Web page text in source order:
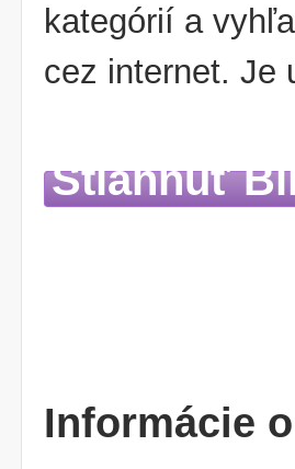
kategórií a
cez internet. Je
Stiahnuť
Informácie